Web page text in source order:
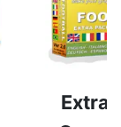
Extra